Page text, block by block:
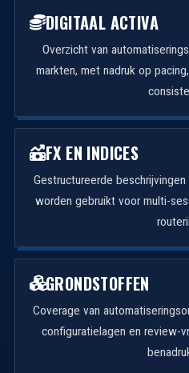
DIGITAAL ACTIVA
Overzicht van
markten, met nadruk op
FX EN INDICES
Gestructureerde
worden gebruikt voor multi-
GRONDSTOFFEN
Coverage van
configuratielagen en review-